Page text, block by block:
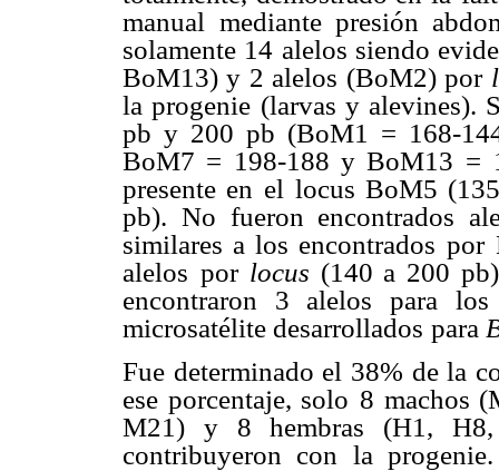
manual mediante presión
solamente 14 alelos siendo
BoM13) y 2 alelos (BoM2) por
la progenie (larvas y alevines).
pb y 200 pb (BoM1 = 168-
BoM7 = 198-188 y BoM13 =
presente en el locus BoM5
pb). No fueron encontrados
similares a los encontrados por
alelos por locus (140 a 200
encontraron 3 alelos para
microsatélite desarrollados para
Fue determinado el 38% de la
ese porcentaje, solo 8 machos
M21) y 8 hembras (H1,
contribuyeron con la